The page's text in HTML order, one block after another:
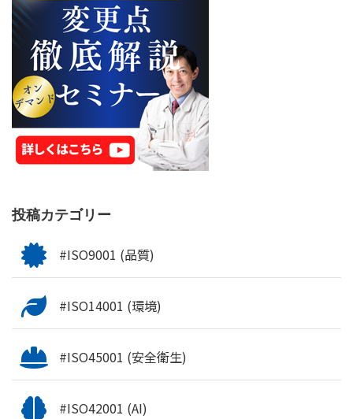
投稿カテゴリー
#ISO9001 (品質)
#ISO14001 (環境)
#ISO45001 (安全衛生)
#ISO42001 (AI)